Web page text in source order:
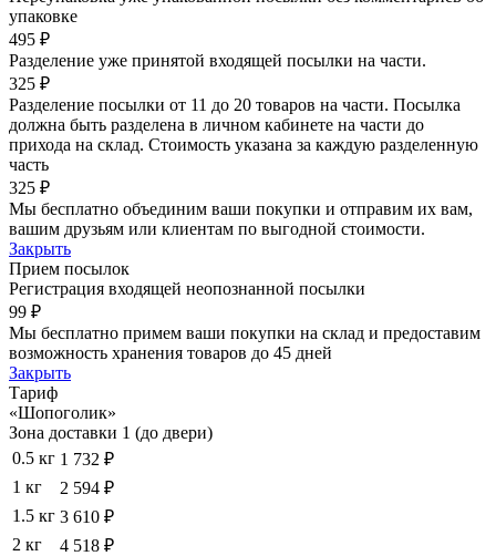
упаковке
495 ₽
Разделение уже принятой входящей посылки на части.
325 ₽
Разделение посылки от 11 до 20 товаров на части. Посылка
должна быть разделена в личном кабинете на части до
прихода на склад. Стоимость указана за каждую разделенную
часть
325 ₽
Мы бесплатно объединим ваши покупки и отправим их вам,
вашим друзьям или клиентам по выгодной стоимости.
Закрыть
Прием посылок
Регистрация входящей неопознанной посылки
99 ₽
Мы бесплатно примем ваши покупки на склад и предоставим
возможность хранения товаров до 45 дней
Закрыть
Тариф
«Шопоголик»
Зона доставки 1 (до двери)
0.5 кг 1 732 ₽
1 кг
2 594 ₽
1.5 кг 3 610 ₽
2 кг
4 518 ₽